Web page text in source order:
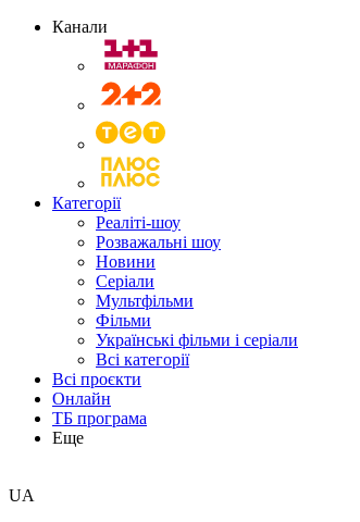
Канали
Категорії
Реаліті-шоу
Розважальні шоу
Новини
Серіали
Мультфільми
Фільми
Українські фільми і серіали
Всі категорії
Всі проєкти
Онлайн
ТБ програма
Еще
UA